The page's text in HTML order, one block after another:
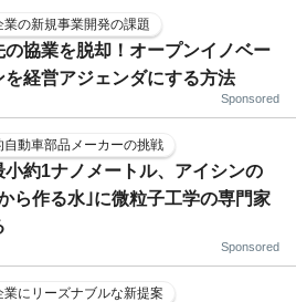
業の新規事業開発の課題
の協業を脱却！オープンイノベー
を経営アジェンダにする方法
Sponsored
自動車部品メーカーの挑戦
小約1ナノメートル、アイシンの
ら作る水｣に微粒子工学の専門家
Sponsored
業にリーズナブルな新提案